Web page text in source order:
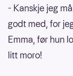
- Kanskje jeg
godt med, for
Emma, før hun
litt moro!